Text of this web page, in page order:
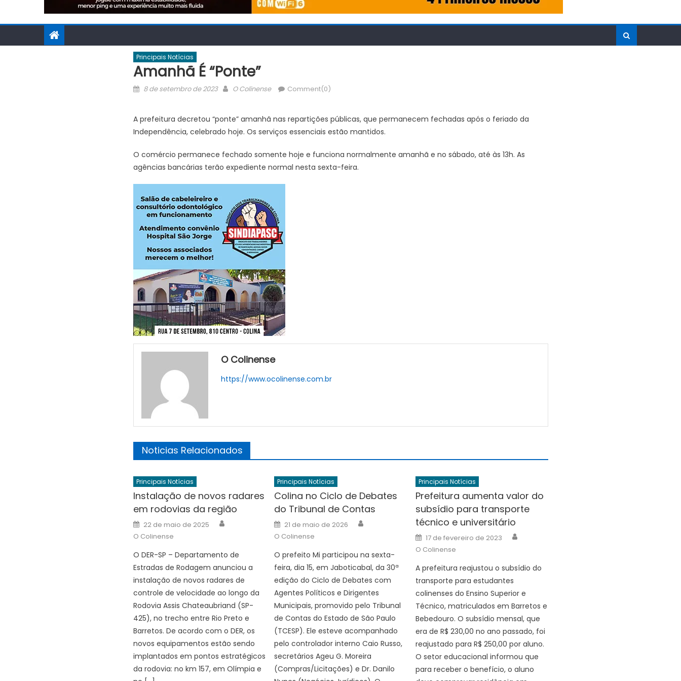
Principais Notícias
Amanhã É “ponte”
Posted
8 de setembro de 2023 Author
O Colinense Comment(0)
A prefeitura decretou “ponte” amanhã nas repartições públicas, que permanecem fechadas após o feriado da
Independência, celebrado hoje. Os serviços essenciais estão mantidos.
O comércio permanece fechado somente hoje e funciona normalmente amanhã e no sábado, até às 13h. As
agências bancárias terão expediente normal nesta sexta-feira.
O Colinense
https://www.ocolinense.com.br
Noticias Relacionados
Principais Notícias
Instalação de novos radares
em rodovias da região
Posted
on
22 de maio de 2025
O Colinense
O DER-SP – Departamento de
Estradas de Rodagem anunciou a
instalação de novos radares de
controle de velocidade ao longo da
Rodovia Assis Chateaubriand (SP-
425), no trecho entre Rio Preto e
Barretos. De acordo com o DER, os
novos equipamentos estão sendo
implantados em pontos estratégicos
da rodovia: no km 157, em Olímpia e
Principais Notícias
Colina no Ciclo de Debates
do Tribunal de Contas
Posted
on
21 de maio de 2026
O Colinense
O prefeito Mi participou na sexta-
feira, dia 15, em Jaboticabal, da 30ª
edição do Ciclo de Debates com
Agentes Políticos e Dirigentes
Municipais, promovido pelo Tribunal
de Contas do Estado de São Paulo
(TCESP). Ele esteve acompanhado
pelo controlador interno Caio Russo,
secretários Ageu G. Moreira
(Compras/Licitações) e Dr. Danilo
Principais Notícias
Prefeitura aumenta valor do
subsídio para transporte
técnico e universitário
Posted
on
17 de fevereiro de 2023
O Colinense
A prefeitura reajustou o subsídio do
transporte para estudantes
colinenses do Ensino Superior e
Técnico, matriculados em Barretos e
Bebedouro. O subsídio mensal, que
era de R$ 230,00 no ano passado, foi
reajustado para R$ 250,00 por aluno.
O setor educacional informou que
para receber o benefício, o aluno